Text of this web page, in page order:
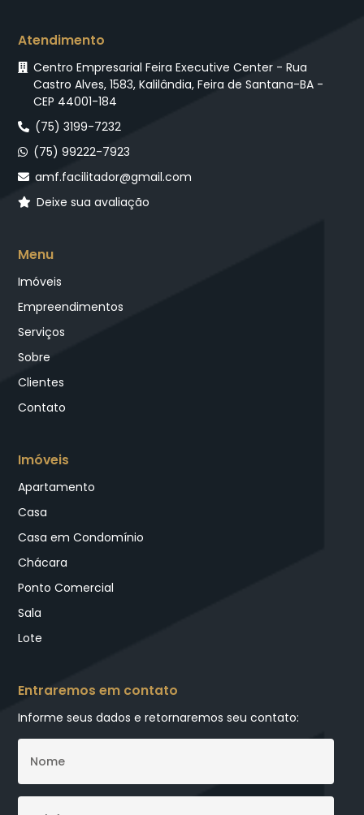
Atendimento
Centro Empresarial Feira Executive Center - Rua
Castro Alves, 1583, Kalilândia, Feira de Santana-BA -
CEP 44001-184
(75) 3199-7232
(75) 99222-7923
amf.facilitador@gmail.com
Deixe sua avaliação
Menu
Imóveis
Empreendimentos
Serviços
Sobre
Clientes
Contato
Imóveis
Apartamento
Casa
Casa em Condomínio
Chácara
Ponto Comercial
Sala
Lote
Entraremos em contato
Informe seus dados e retornaremos seu contato: